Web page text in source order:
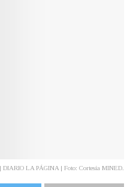
DIARIO LA PÁGINA | Foto: Cortesía MINED.